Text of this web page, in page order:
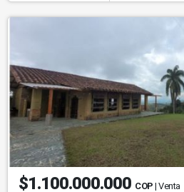
$1.100.000.000 COP | Venta